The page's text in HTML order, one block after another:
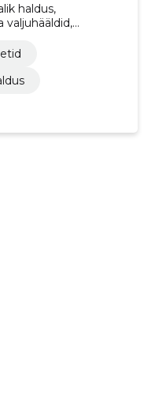
haldus,
valjuhääldid,
Süsteemi tarkvara
ning elluviimine,
ja